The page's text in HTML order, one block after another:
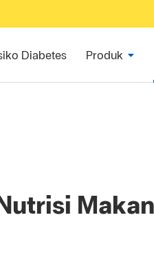
Diabetes Produk